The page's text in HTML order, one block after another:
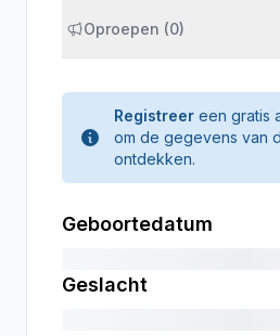
Oproepen (0)
Registreer een gratis
om de gegevens van
ontdekken.
Geboortedatum
Geslacht